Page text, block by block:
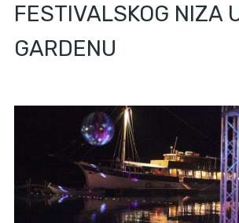
FESTIVALSKOG NIZA
GARDENU